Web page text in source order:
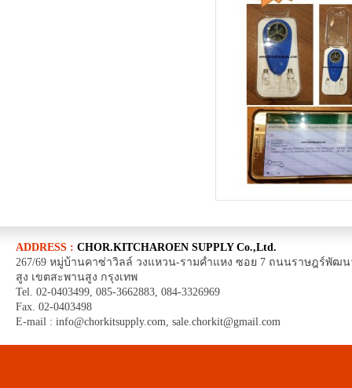
ADDRESS : CHOR.KITCHAROEN SUPPLY Co.,Ltd.
267/69 หมู่บ้านคาซ่าวิลล์ วงแหวน-รามคำแหง ซอย 7 ถนนราษฎร์พัฒ
สูง เขตสะพานสูง กรุงเทพ
Tel. 02-0403499, 085-3662883, 084-3326969
Fax. 02-0403498
E-mail : info@chorkitsupply.com sale.chorkit@gmail.com